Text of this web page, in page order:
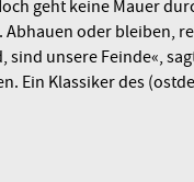
geht keine Mauer
Abhauen oder bleiben,
sind unsere Feinde«,
Ein Klassiker des